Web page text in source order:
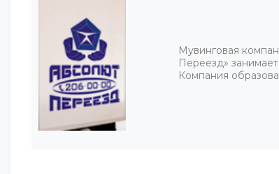
Мувинговая
Переезд»
Компания